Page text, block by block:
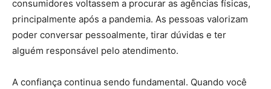
consumidores voltassem a procurar as agências físicas,
principalmente após a pandemia. As pessoas valorizam
poder conversar pessoalmente, tirar dúvidas e ter
alguém responsável pelo atendimento.
A confiança continua sendo fundamental. Quando você